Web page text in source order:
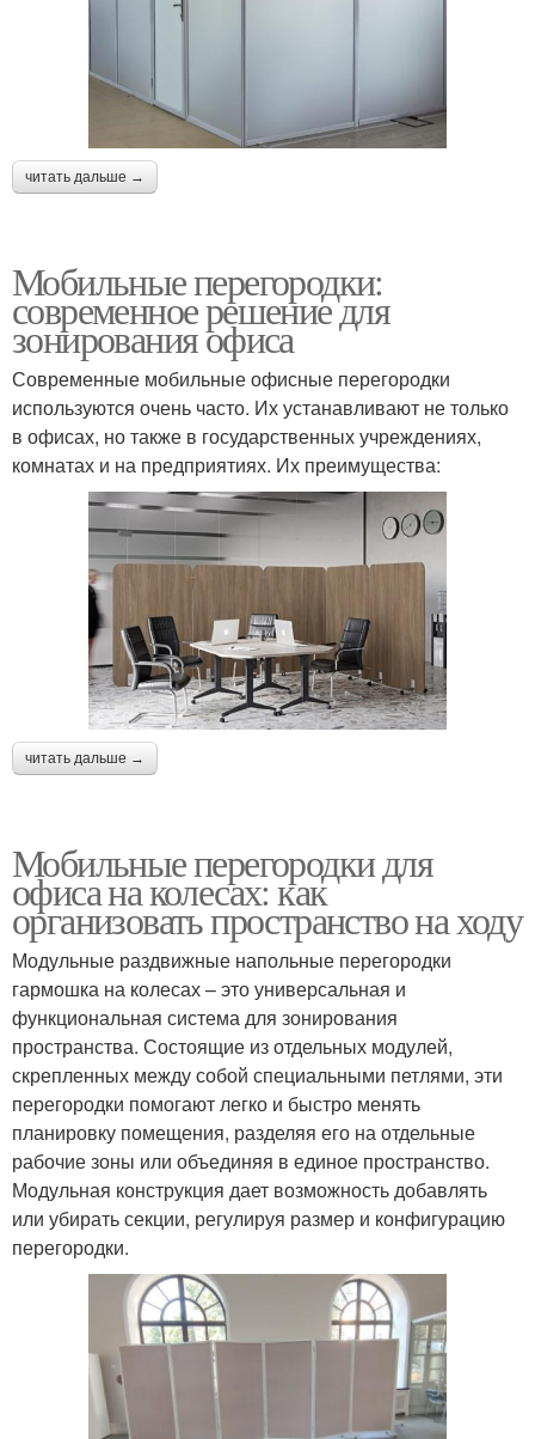
Модульные
перегородки
перегородка
читать дальше →
Мобильные перегородки:
современное решение для
зонирования офиса
Современные мобильные офисные перегородки
используются очень часто. Их устанавливают не только
в офисах, но также в государственных учреждениях,
комнатах и на предприятиях. Их преимущества:
читать дальше →
Мобильные перегородки для
офиса на колесах: как
организовать пространство на ходу
Модульные раздвижные напольные перегородки
гармошка на колесах – это универсальная и
функциональная система для зонирования
пространства. Состоящие из отдельных модулей,
скрепленных между собой специальными петлями, эти
перегородки помогают легко и быстро менять
планировку помещения, разделяя его на отдельные
рабочие зоны или объединяя в единое пространство.
Модульная конструкция дает возможность добавлять
или убирать секции, регулируя размер и конфигурацию
перегородки.